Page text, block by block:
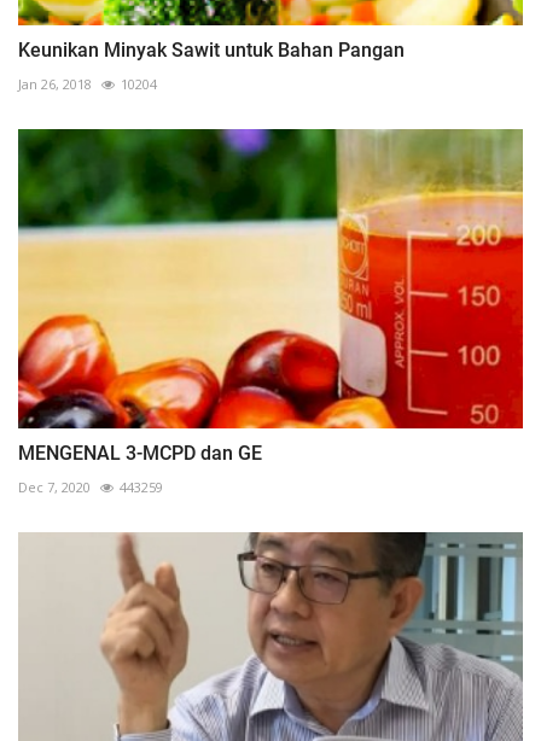
Keunikan Minyak Sawit untuk Bahan Pangan
Jan 26, 2018 10204
MENGENAL 3-MCPD dan GE
Dec 7, 2020 443259